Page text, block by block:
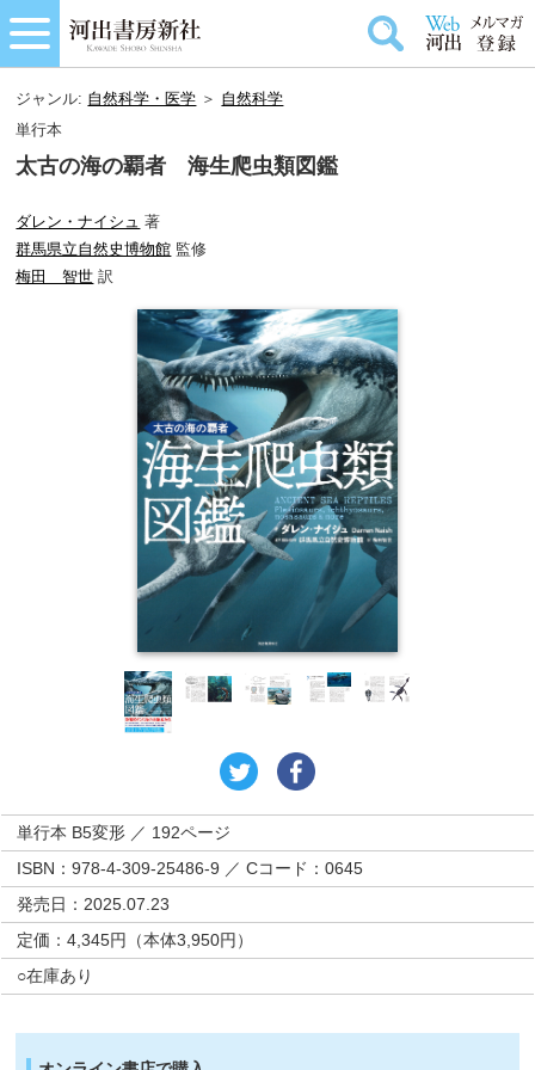
ジャンル: 自然科学・医学 ＞ 自然科学
単行本
太古の海の覇者 海生爬虫類図鑑
ダレン・ナイシュ 著
群馬県立自然史博物館 監修
梅田 智世 訳
単行本 B5変形 ／ 192ページ
ISBN：978-4-309-25486-9 ／ Cコード：0645
発売日：2025.07.23
定価：4,345円（本体3,950円）
○在庫あり